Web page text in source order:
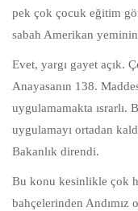
pek çok çocuk eğitim
sabah Amerikan
Evet, yargı gayet açık.
Anayasanın 138.
uygulamamakta ısrarlı.
uygulamayı ortadan
Bakanlık direndi.
Bu konu kesinlikle çok
bahçelerinden Andımız